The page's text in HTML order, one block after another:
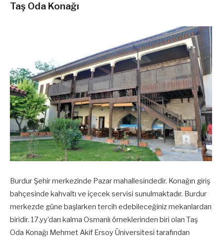
Taş Oda Konağı
Burdur Şehir merkezinde Pazar mahallesindedir. Konağın giriş
bahçesinde kahvaltı ve içecek servisi sunulmaktadır. Burdur
merkezde güne başlarken tercih edebileceğiniz mekanlardan
biridir. 17.yy’dan kalma Osmanlı örneklerinden biri olan Taş
Oda Konağı Mehmet Akif Ersoy Üniversitesi tarafından